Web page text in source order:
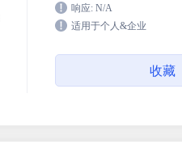
响应: N/A
适用于个人&企业
收藏